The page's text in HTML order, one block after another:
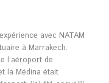
avec NATAM
à Marrakech.
l’aéroport de
la Médina était